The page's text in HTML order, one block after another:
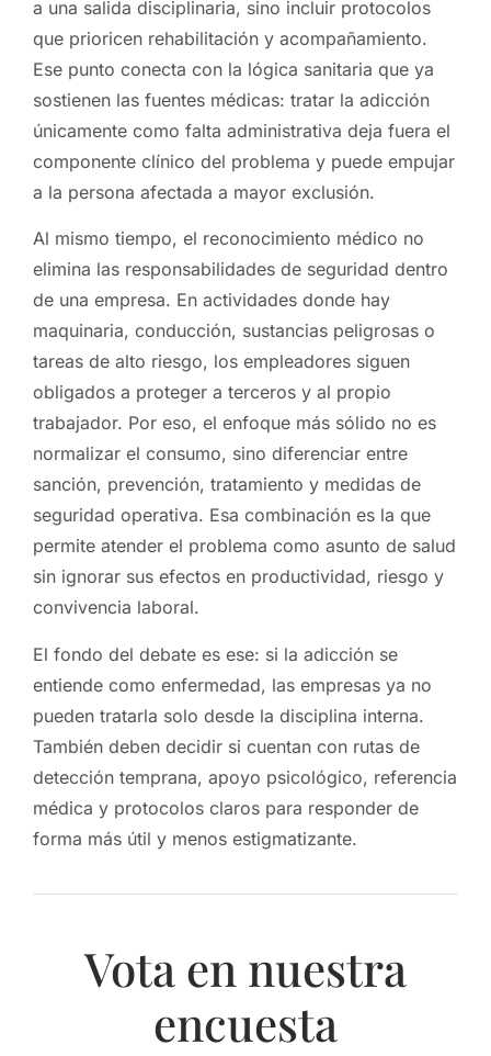
a una salida disciplinaria, sino incluir protocolos
que prioricen rehabilitación y acompañamiento.
Ese punto conecta con la lógica sanitaria que ya
sostienen las fuentes médicas: tratar la adicción
únicamente como falta administrativa deja fuera el
componente clínico del problema y puede empujar
a la persona afectada a mayor exclusión.
Al mismo tiempo, el reconocimiento médico no
elimina las responsabilidades de seguridad dentro
de una empresa. En actividades donde hay
maquinaria, conducción, sustancias peligrosas o
tareas de alto riesgo, los empleadores siguen
obligados a proteger a terceros y al propio
trabajador. Por eso, el enfoque más sólido no es
normalizar el consumo, sino diferenciar entre
sanción, prevención, tratamiento y medidas de
seguridad operativa. Esa combinación es la que
permite atender el problema como asunto de salud
sin ignorar sus efectos en productividad, riesgo y
convivencia laboral.
El fondo del debate es ese: si la adicción se
entiende como enfermedad, las empresas ya no
pueden tratarla solo desde la disciplina interna.
También deben decidir si cuentan con rutas de
detección temprana, apoyo psicológico, referencia
médica y protocolos claros para responder de
forma más útil y menos estigmatizante.
Vota en nuestra
encuesta